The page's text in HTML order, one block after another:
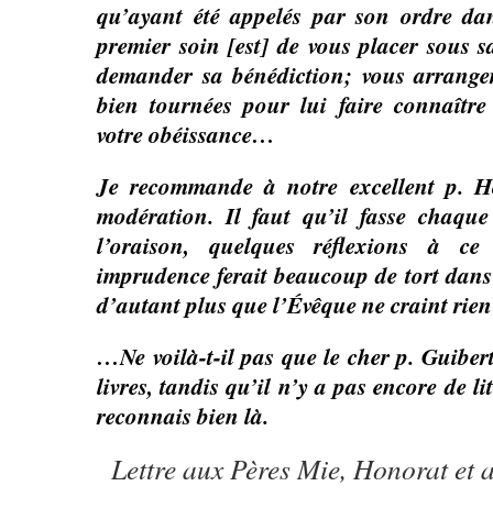
qu’ayant été appelés par son ordre
premier soin [est] de vous placer sous
demander sa bénédiction; vous
bien tournées pour lui faire connaître
votre obéissance…
Je recommande à notre excellent p.
modération. Il faut qu’il fasse
l’oraison, quelques réflexions à
imprudence ferait beaucoup de tort dans
d’autant plus que l’Évêque ne craint
…Ne voilà-t-il pas que le cher p.
livres, tandis qu’il n’y a pas encore de
reconnais bien là.
Lettre aux Pères Mie, Honorat et